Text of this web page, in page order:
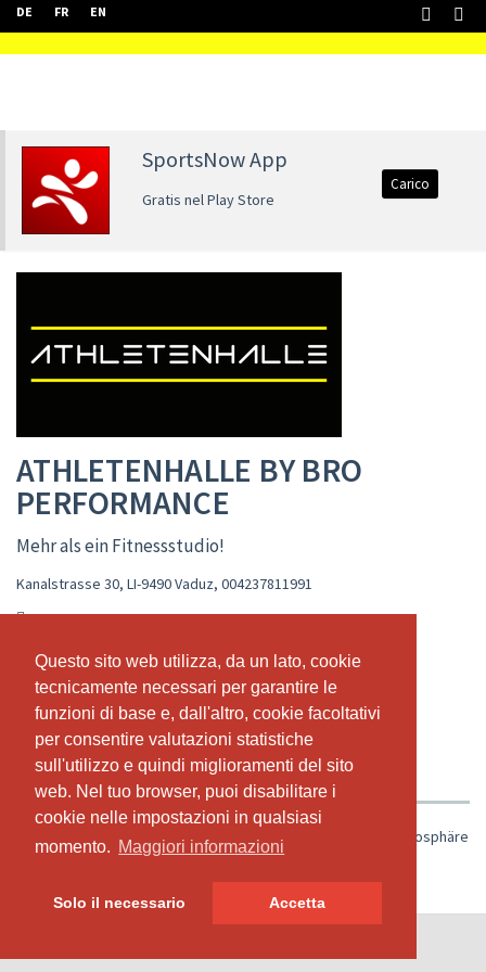
Questo sito web utilizza, da un lato, cookie
tecnicamente necessari per garantire le
funzioni di base e, dall'altro, cookie facoltativi
per consentire valutazioni statistiche
sull'utilizzo e quindi miglioramenti del sito
web. Nel tuo browser, puoi disabilitare i
cookie nelle impostazioni in qualsiasi
momento. Maggiori informazioni
Solo il necessario Accetta
Questo sito web utilizza, da un lato, cookie
tecnicamente necessari per garantire le
funzioni di base e, dall'altro, cookie facoltativi
per consentire valutazioni statistiche
sull'utilizzo e quindi miglioramenti del sito
web. Nel tuo browser, puoi disabilitare i
cookie nelle impostazioni in qualsiasi
momento. Maggiori informazioni
Solo il necessario Accetta
DE FR EN
SportsNow App
Gratis nel Play Store
Carico
ATHLETENHALLE BY BRO
PERFORMANCE
Mehr als ein Fitnessstudio!
Kanalstrasse 30, LI-9490 Vaduz, 004237811991
manubrogle@hotmail.com
CALENDARIO LIVE ORARIO
WORKSHOPS
ABBONAMENTI & PREZZI
CHI SIAMO
IL NOSTRO TEAM
24/7 Fitnessstudio mit privater/vereinsähnlicher Trainingsatmosphäre